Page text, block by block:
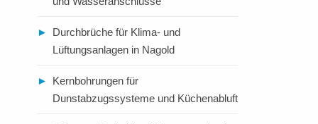
►
Durchbrüche für Klima- und
Lüftungsanlagen in Nagold
►
Kernbohrungen für
Dunstabzugssysteme und Küchenabluft